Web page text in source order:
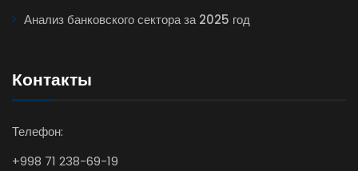
Анализ банковского сектора за 2025 год
Контакты
Телефон:
+998 71 238-69-19